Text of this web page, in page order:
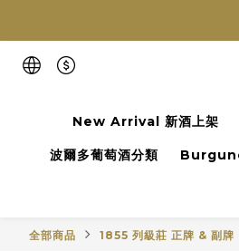
New Arrival 新酒上架
波爾多葡萄酒分類
全部商品 1855 列級莊 正牌 & 副牌